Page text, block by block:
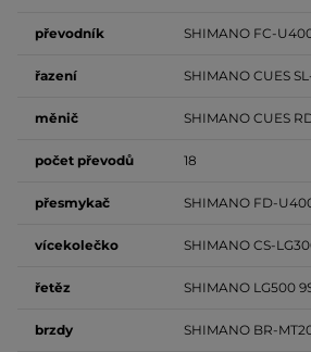
převodník SHIMANO FC-
řazení SHIMANO CUES
měnič SHIMANO CUES
počet převodů 18
přesmykač SHIMANO FD-
vícekolečko SHIMANO CS-
řetěz SHIMANO LG500
brzdy SHIMANO BR-